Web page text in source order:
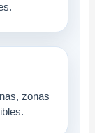
zonas